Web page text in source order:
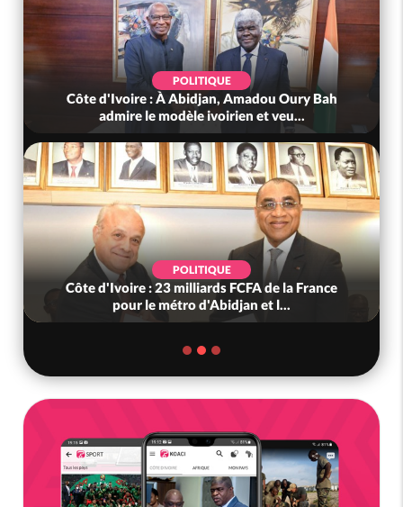
POLITIQUE
Côte d'Ivoire : À Abidjan, Amadou Oury Bah
admire le modèle ivoirien et veu...
POLITIQUE
Côte d'Ivoire : 23 milliards FCFA de la France
pour le métro d'Abidjan et l...